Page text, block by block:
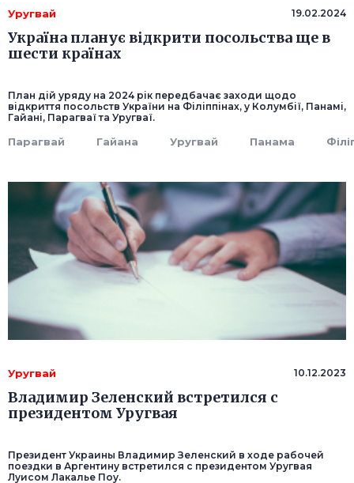
Уругвай 19.02.2024
Україна планує відкрити посольства ще в
шести країнах
План дій уряду на 2024 рік передбачає заходи щодо
відкриття посольств України на Філіппінах, у Колумбії, Панамі,
Гайані, Парагваї та Уругваї.
Парагвай Гайана Уругвай Панама
Уругвай 10.12.2023
Владимир Зеленский встретился с
президентом Уругвая
Президент Украины Владимир Зеленский в ходе рабочей
поездки в Аргентину встретился с президентом Уругвая
Луисом Лакалье Поу.